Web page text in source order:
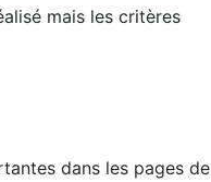
mais les critères
dans les pages de